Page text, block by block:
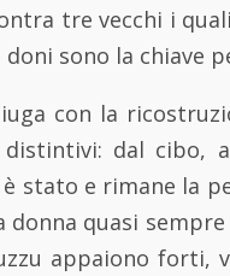
tre vecchi i
sono la chiave
con la
dal cibo,
stato e rimane la
donna quasi
appaiono